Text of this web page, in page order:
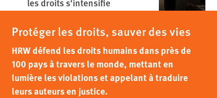
Protéger les droits, sauver des vies
HRW défend les droits humains dans près de
100 pays à travers le monde, mettant en
lumière les violations et appelant à traduire
leurs auteurs en justice.